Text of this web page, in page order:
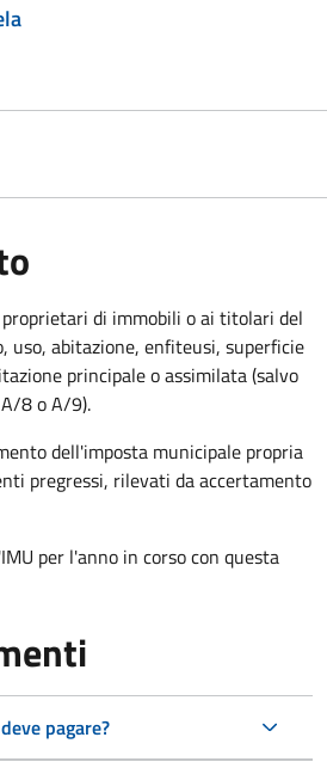
di immobili o ai titolari del
abitazione, enfiteusi, superficie
principale o assimilata (salvo
8 o A/9).
dell'imposta municipale propria
pregressi, rilevati da accertamento
per l'anno in corso con questa
pagare?